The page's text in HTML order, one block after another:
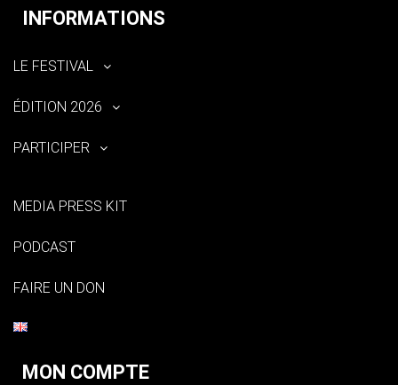
INFORMATIONS
LE FESTIVAL
ÉDITION 2026
PARTICIPER
MEDIA PRESS KIT
PODCAST
FAIRE UN DON
MON COMPTE